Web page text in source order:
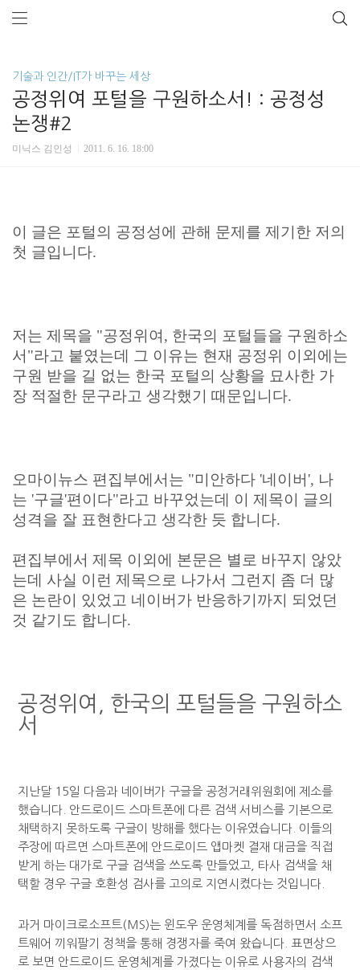
기술과 인간/IT가 바꾸는 세상
공정위여 포털을 구원하소서! : 공정성
논쟁#2
미닉스 김인성 2011. 6. 16. 18:00
이 글은 포털의 공정성에 관해 문제를 제기한 저의
첫 글입니다.
저는 제목을 "공정위여, 한국의 포털들을 구원하소
서"라고 붙였는데 그 이유는 현재 공정위 이외에는
구원 받을 길 없는 한국 포털의 상황을 묘사한 가
장 적절한 문구라고 생각했기 때문입니다.
오마이뉴스 편집부에서는 "미안하다 '네이버', 나
는 '구글'편이다"라고 바꾸었는데 이 제목이 글의
성격을 잘 표현한다고 생각한 듯 합니다.
편집부에서 제목 이외에 본문은 별로 바꾸지 않았
는데 사실 이런 제목으로 나가서 그런지 좀 더 많
은 논란이 있었고 네이버가 반응하기까지 되었던
것 같기도 합니다.
공정위여, 한국의 포털들을 구원하소
서
지난달 15일 다음과 네이버가 구글을 공정거래위원회에 제소를
했습니다. 안드로이드 스마트폰에 다른 검색 서비스를 기본으로
채택하지 못하도록 구글이 방해를 했다는 이유였습니다. 이들의
주장에 따르면 스마트폰에 안드로이드 앱마켓 결재 대금을 직접
받게 하는 대가로 구글 검색을 쓰도록 만들었고, 타사 검색을 채
택할 경우 구글 호환성 검사를 고의로 지연시켰다는 것입니다.
과거 마이크로소프트(MS)는 윈도우 운영체계를 독점하면서 소프
트웨어 끼워팔기 정책을 통해 경쟁자를 죽여 왔습니다. 표면상으
로 보면 안드로이드 운영체계를 가졌다는 이유로 사용자의 검색